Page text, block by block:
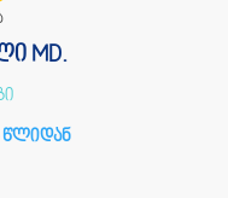
MD.
წლიდან